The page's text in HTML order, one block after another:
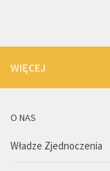
WIĘCEJ
O NAS
Władze Zjednoczenia